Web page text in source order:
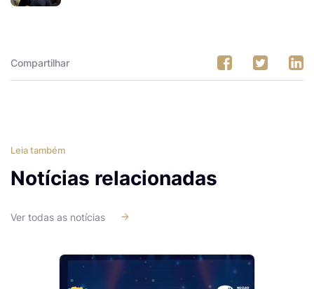
Compartilhar
Leia também
Notícias relacionadas
Ver todas as notícias